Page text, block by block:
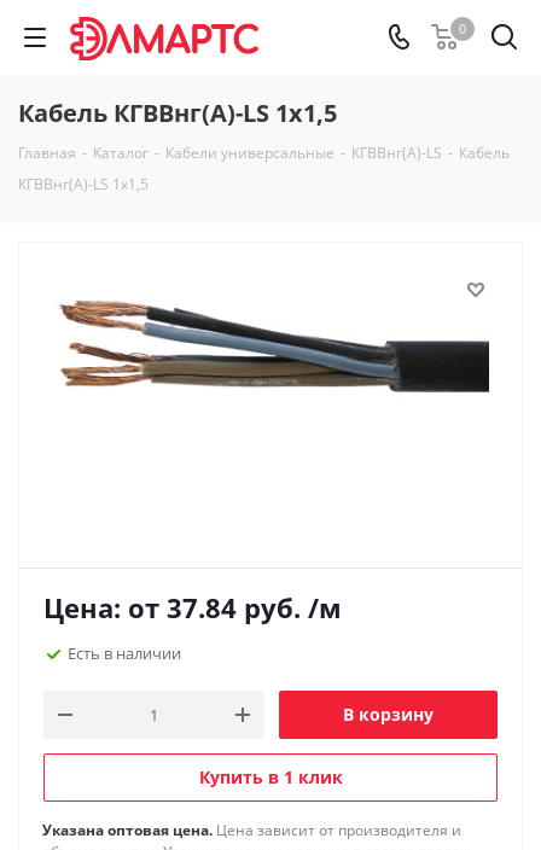
0
Кабель КГВВнг(А)-LS 1х1,5
Главная - Каталог - Кабели универсальные - КГВВнг(А)-LS - Кабель
КГВВнг(А)-LS 1х1,5
Цена: от 37.84 руб. /м
Есть в наличии
В корзину
Купить в 1 клик
Указана оптовая цена. Цена зависит от производителя и